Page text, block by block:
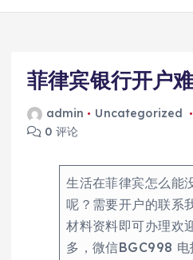
菲律宾银行开户
admin Uncategorized
0 评论
生活在菲律宾怎么能
呢？需要开户的联系
材料资料即可办理欢
多，微信BGC998 电